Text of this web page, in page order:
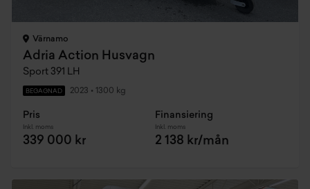
Värnamo
Adria Action Husvagn
Sport 391 LH
BEGAGNAD 2023 • 1300 kg
Pris
Inkl. moms
339 000 kr
Finansiering
Inkl. moms
2 138 kr/mån